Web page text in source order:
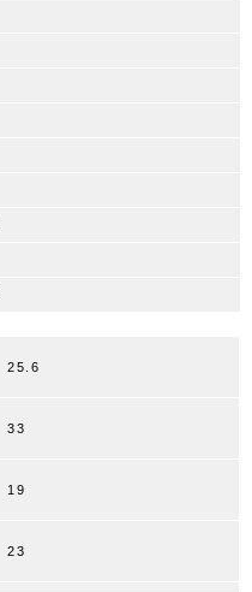
25.6
33
19
23